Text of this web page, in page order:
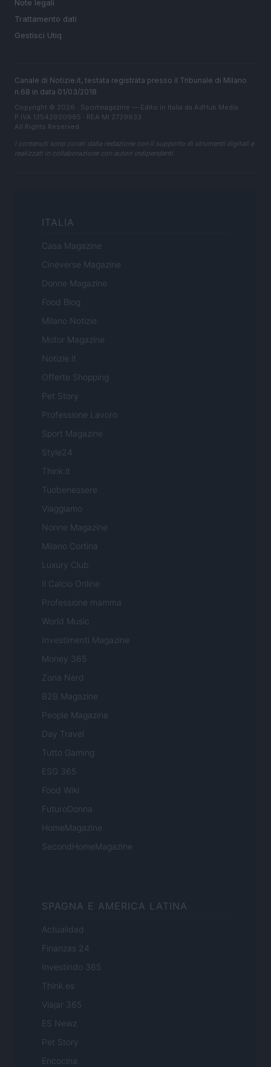
Note legali
Trattamento dati
Gestisci Utiq
Canale di Notizie.it, testata registrata presso il Tribunale di Milano
n.68 in data 01/03/2018
Copyright © 2026 · Sportmagazine — Edito in Italia da AdHub Media
P.IVA 13542920965 · REA MI 2729933
All Rights Reserved
I contenuti sono curati dalla redazione con il supporto di strumenti digitali e
realizzati in collaborazione con autori indipendenti.
ITALIA
Casa Magazine
Cineverse Magazine
Donne Magazine
Food Blog
Milano Notizie
Motor Magazine
Notizie.it
Offerte Shopping
Pet Story
Professione Lavoro
Sport Magazine
Style24
Think.it
Tuobenessere
Viaggiamo
Nonne Magazine
Milano Cortina
Luxury Club
Il Calcio Online
Professione mamma
World Music
Investimenti Magazine
Money 365
Zona Nerd
B2B Magazine
People Magazine
Day Travel
Tutto Gaming
ESG 365
Food Wiki
FuturoDonna
HomeMagazine
SecondHomeMagazine
SPAGNA E AMERICA LATINA
Actualidad
Finanzas 24
Investindo 365
Think.es
Viajar 365
ES Newz
Pet Story
Encocina